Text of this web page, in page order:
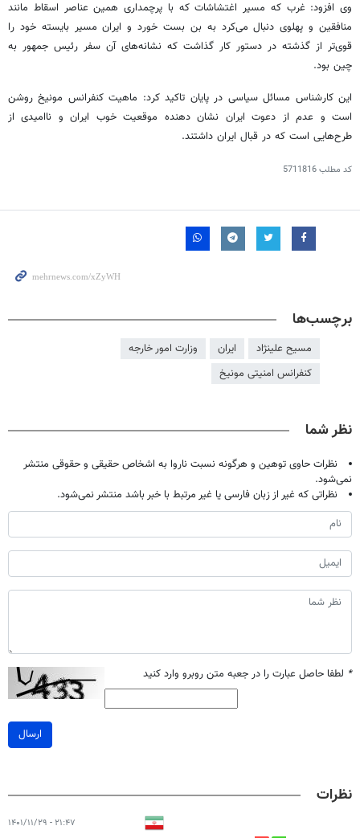
وی افزود: غرب که مسیر اغتشاشات که با پرچمداری همین عناصر اسقاط مانند
منافقین و پهلوی دنبال می‌کرد به بن بست خورد و ایران مسیر بایسته خود را
قوی‌تر از گذشته در دستور کار گذاشت که نشانه‌های آن سفر رئیس جمهور به
چین بود.
این کارشناس مسائل سیاسی در پایان تاکید کرد: ماهیت کنفرانس مونیخ روشن
است و عدم از دعوت ایران نشان دهنده موقعیت خوب ایران و ناامیدی از
طرح‌هایی است که در قبال ایران داشتند.
کد مطلب5711816
برچسب‌ها
مسیح علینژاد ایران
وزارت امور خارجه
کنفرانس امنیتی مونیخ
نظر شما
نظرات حاوی توهین و هرگونه نسبت ناروا به اشخاص حقیقی و حقوقی منتشر
نمی‌شود.
نظراتی که غیر از زبان فارسی یا غیر مرتبط با خبر باشد منتشر نمی‌شود.
* لطفا حاصل عبارت را در جعبه متن روبرو وارد کنید
ارسال
نظرات
۲۱:۴۷ - ۱۴۰۱/۱۱/۲۹